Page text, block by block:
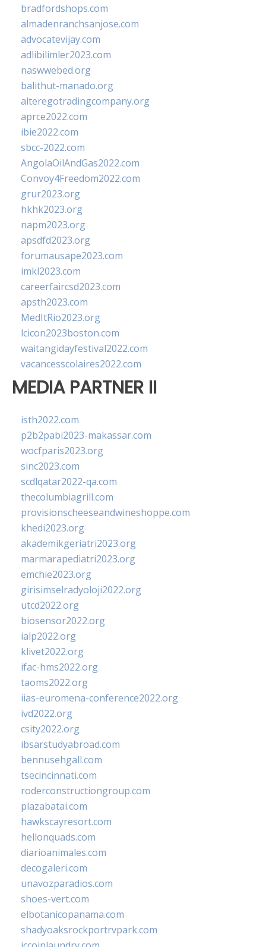
bradfordshops.com
almadenranchsanjose.com
advocatevijay.com
adlibilimler2023.com
naswwebed.org
balithut-manado.org
alteregotradingcompany.org
aprce2022.com
ibie2022.com
sbcc-2022.com
AngolaOilAndGas2022.com
Convoy4Freedom2022.com
grur2023.org
hkhk2023.org
napm2023.org
apsdfd2023.org
forumausape2023.com
imkl2023.com
careerfaircsd2023.com
apsth2023.com
MedItRio2023.org
lcicon2023boston.com
waitangidayfestival2022.com
vacancesscolaires2022.com
MEDIA PARTNER II
isth2022.com
p2b2pabi2023-makassar.com
wocfparis2023.org
sinc2023.com
scdlqatar2022-qa.com
thecolumbiagrill.com
provisionscheeseandwineshoppe.com
khedi2023.org
akademikgeriatri2023.org
marmarapediatri2023.org
emchie2023.org
girisimselradyoloji2022.org
utcd2022.org
biosensor2022.org
ialp2022.org
klivet2022.org
ifac-hms2022.org
taoms2022.org
iias-euromena-conference2022.org
ivd2022.org
csity2022.org
ibsarstudyabroad.com
bennusehgall.com
tsecincinnati.com
roderconstructiongroup.com
plazabatai.com
hawkscayresort.com
hellonquads.com
diarioanimales.com
decogaleri.com
unavozparadios.com
shoes-vert.com
elbotanicopanama.com
shadyoaksrockportrvpark.com